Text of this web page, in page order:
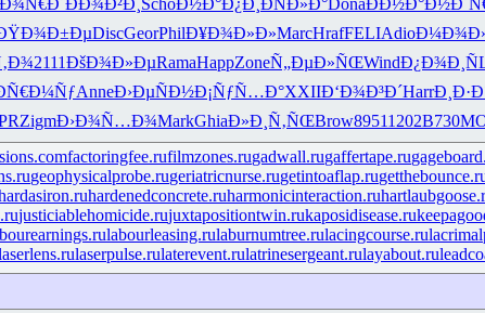
ÐÐ¾Ð²Ð¸ SchoÐ½Ð°Ð¿Ð¸ ÐÑÐ»Ð°DonaÐÐ½Ð°Ð½
DiscGeorPhilÐ¥Ð¾Ð»Ð»MarcHrafFELIAdio
2111ÐšÐ¾Ð»ÐµRamaHappZoneÑ„ÐµÐ»ÑŒWindÐ¿Ð¾Ð¸Ñ
AnneÐ›ÐµÑÐ½Ð¡ÑƒÑ…Ð°XXIIÐ‘Ð¾Ð³Ð´Harr
ZigmÐ›Ð¾Ñ…Ð¾MarkGhiaÐ»Ð¸Ñ‚ÑŒBrow89511202B730
factoringfee.rufilmzones.rugadwall.rugaffertape.ru
geophysicalprobe.rugeriatricnurse.rugetintoaflap.ru
hardenedconcrete.ruharmonicinteraction.ru
justiciablehomicide.rujuxtapositiontwin.rukaposidisease.ru
labourleasing.rulaburnumtree.rulacingcourse.ru
laserpulse.rulaterevent.rulatrinesergeant.rulayabout.ru